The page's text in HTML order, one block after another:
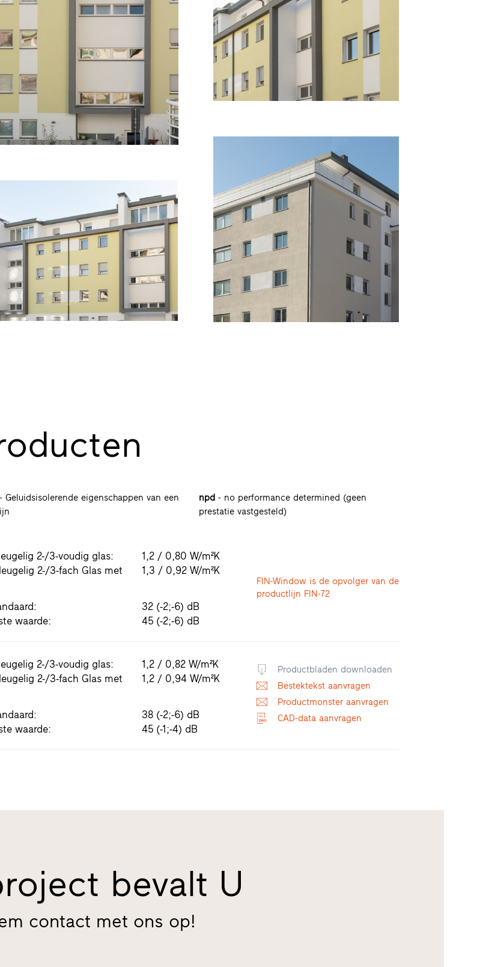
- Geluidsisolerende eigenschappen van een
npd- no performance determined (geen
prestatie vastgesteld)
2-/3-voudig glas:
1,2 / 0,80 W/m²K
2-/3-fach Glas met
1,3 / 0,92 W/m²K
32 (-2;-6) dB
waarde: 45 (-2;-6) dB
FIN-Window is de opvolger van de
productlijn FIN-72
2-/3-voudig glas:
1,2 / 0,82 W/m²K
2-/3-fach Glas met
1,2 / 0,94 W/m²K
38 (-2;-6) dB
waarde: 45 (-1;-4) dB
Productbladen downloaden
Bestektekst aanvragen
Productmonster aanvragen
CAD-data aanvragen
bevalt U
contact met ons op!